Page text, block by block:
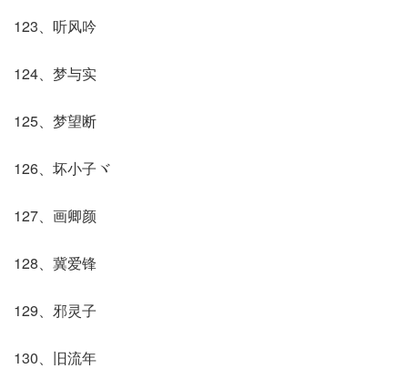
123、听风吟
124、梦与实
125、梦望断
126、坏小子ヾ
127、画卿颜
128、冀爱锋
129、邪灵子
130、旧流年